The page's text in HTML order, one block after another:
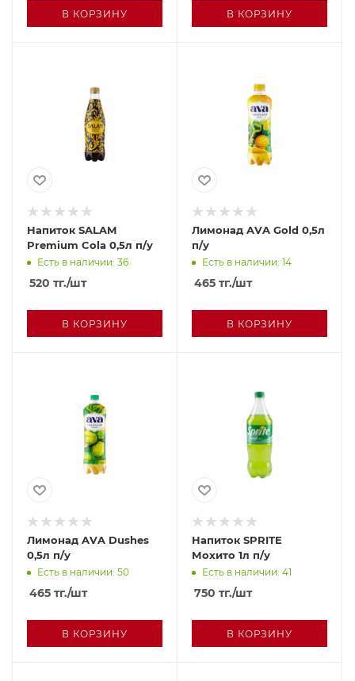
В КОРЗИНУ В КОРЗИНУ
Напиток SALAM
Premium Cola 0,5л п/у
Есть в наличии: 36
520 тг./шт
В КОРЗИНУ
Лимонад AVA Gold 0,5л
п/у
Есть в наличии: 14
465 тг./шт
В КОРЗИНУ
Лимонад AVA Dushes
0,5л п/у
Есть в наличии: 50
465 тг./шт
В КОРЗИНУ
Напиток SPRITE
Мохито 1л п/у
Есть в наличии: 41
750 тг./шт
В КОРЗИНУ